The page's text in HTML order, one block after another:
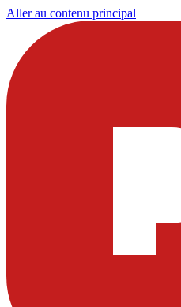
Aller au contenu principal